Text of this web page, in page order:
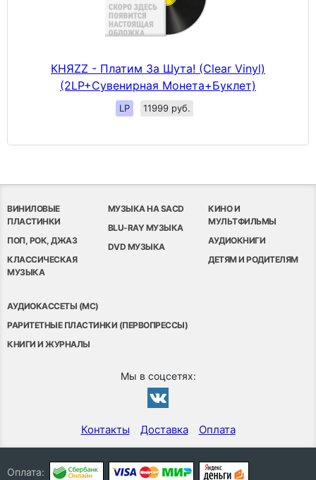
КНЯZZ - Платим За Шута! (Clear Vinyl)
(2LP+Сувенирная Монета+Буклет)
LP 11999 руб.
ВИНИЛОВЫЕ
ПЛАСТИНКИ
ПОП, РОК, ДЖАЗ
КЛАССИЧЕСКАЯ
МУЗЫКА
МУЗЫКА НА SACD
BLU-RAY МУЗЫКА
DVD МУЗЫКА
КИНО И
МУЛЬТФИЛЬМЫ
АУДИОКНИГИ
ДЕТЯМ И РОДИТЕЛЯМ
АУДИОКАССЕТЫ (MC)
РАРИТЕТНЫЕ ПЛАСТИНКИ (ПЕРВОПРЕССЫ)
КНИГИ И ЖУРНАЛЫ
Мы в соцсетях:
Контакты Доставка Оплата
Оплата: